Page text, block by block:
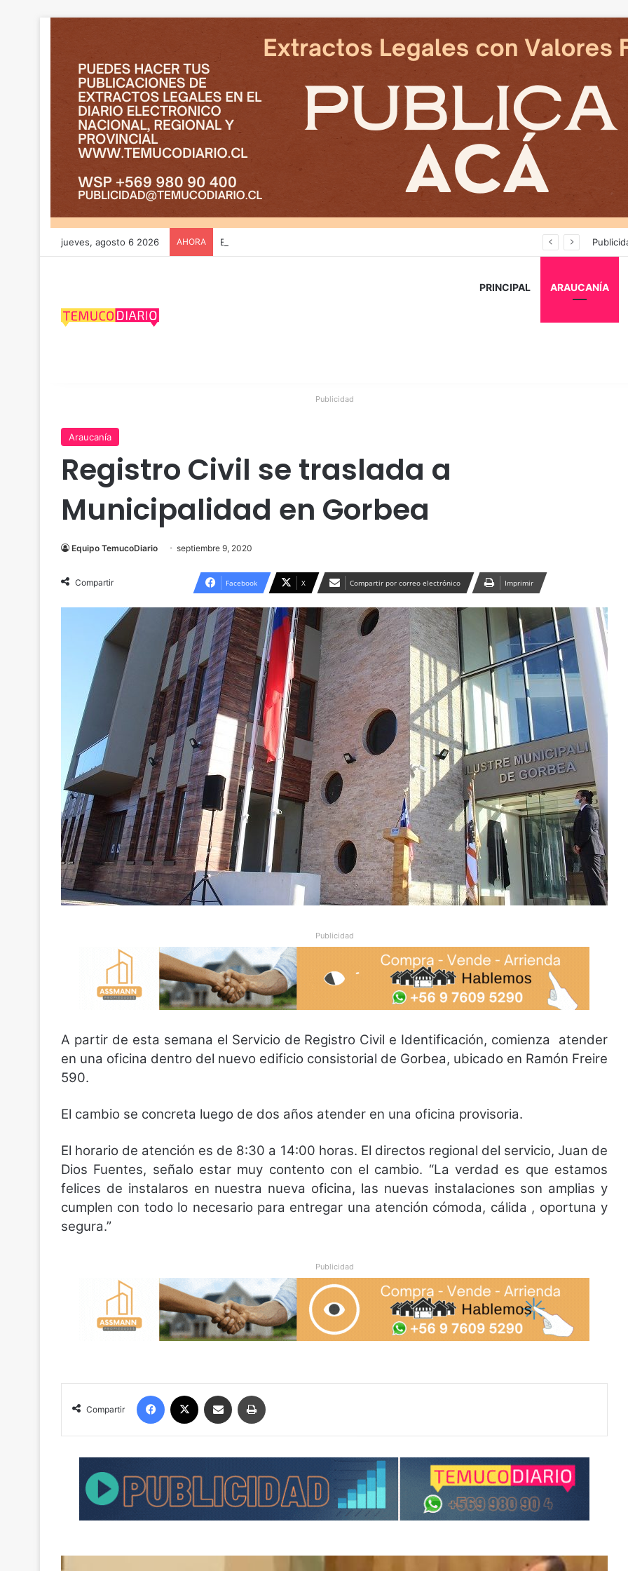
jueves, agosto 6 2026 AHORA
PRINCIPAL ARAUCANÍA
Publicidad
Araucanía
Registro Civil se traslada a
Municipalidad en Gorbea
Equipo TemucoDiario septiembre 9, 2020
Compartir Facebook X Compartir por correo electrónico Imprimir
Publicidad
A partir de esta semana el Servicio de Registro Civil e Identificación, comienza atender
en una oficina dentro del nuevo edificio consistorial de Gorbea, ubicado en Ramón Freire
590.
El cambio se concreta luego de dos años atender en una oficina provisoria.
El horario de atención es de 8:30 a 14:00 horas. El directos regional del servicio, Juan de
Dios Fuentes, señalo estar muy contento con el cambio. “La verdad es que estamos
felices de instalaros en nuestra nueva oficina, las nuevas instalaciones son amplias y
cumplen con todo lo necesario para entregar una atención cómoda, cálida , oportuna y
segura.”
Publicidad
Compartir